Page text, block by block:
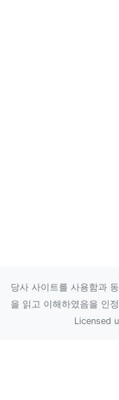
당사 사이트를 사용함과
을 읽고 이해하였음을 인
Licensed